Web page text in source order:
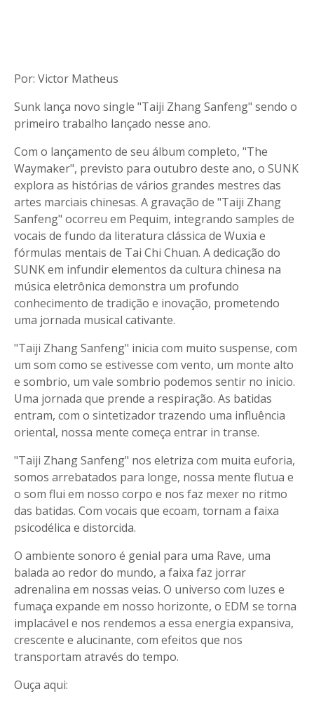
Por: Victor Matheus
Sunk lança novo single "Taiji Zhang Sanfeng" sendo o
primeiro trabalho lançado nesse ano.
Com o lançamento de seu álbum completo, "The
Waymaker", previsto para outubro deste ano, o SUNK
explora as histórias de vários grandes mestres das
artes marciais chinesas. A gravação de "Taiji Zhang
Sanfeng" ocorreu em Pequim, integrando samples de
vocais de fundo da literatura clássica de Wuxia e
fórmulas mentais de Tai Chi Chuan. A dedicação do
SUNK em infundir elementos da cultura chinesa na
música eletrônica demonstra um profundo
conhecimento de tradição e inovação, prometendo
uma jornada musical cativante.
"Taiji Zhang Sanfeng" inicia com muito suspense, com
um som como se estivesse com vento, um monte alto
e sombrio, um vale sombrio podemos sentir no inicio.
Uma jornada que prende a respiração. As batidas
entram, com o sintetizador trazendo uma influência
oriental, nossa mente começa entrar in transe.
"Taiji Zhang Sanfeng" nos eletriza com muita euforia,
somos arrebatados para longe, nossa mente flutua e
o som flui em nosso corpo e nos faz mexer no ritmo
das batidas. Com vocais que ecoam, tornam a faixa
psicodélica e distorcida.
O ambiente sonoro é genial para uma Rave, uma
balada ao redor do mundo, a faixa faz jorrar
adrenalina em nossas veias. O universo com luzes e
fumaça expande em nosso horizonte, o EDM se torna
implacável e nos rendemos a essa energia expansiva,
crescente e alucinante, com efeitos que nos
transportam através do tempo.
Ouça aqui: